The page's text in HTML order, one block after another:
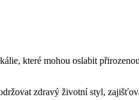
které mohou oslabit
zdravý životní styl,